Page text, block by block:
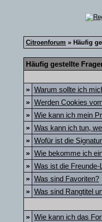
Citroenforum » Häufig
Häufig gestellte
» Warum sollte ich
» Werden Cookies
» Wie kann ich mein
» Was kann ich tun,
» Wofür ist die
» Wie bekomme ich
» Was ist die
» Was sind Favoriten?
» Was sind Rangtitel
» Wie kann ich das